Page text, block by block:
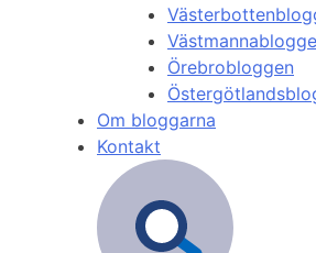
Örebrobloggen
Om bloggarna
Kontakt